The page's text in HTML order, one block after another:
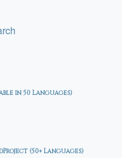
in 50 Languages)
(50+ Languages)